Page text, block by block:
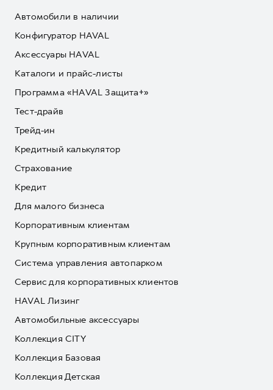
Автомобили в наличии
Конфигуратор HAVAL
Аксессуары HAVAL
Каталоги и прайс-листы
Программа «HAVAL Защита+»
Тест-драйв
Трейд-ин
Кредитный калькулятор
Страхование
Кредит
Для малого бизнеса
Корпоративным клиентам
Крупным корпоративным клиентам
Система управления автопарком
Сервис для корпоративных клиентов
HAVAL Лизинг
Автомобильные аксессуары
Коллекция CITY
Коллекция Базовая
Коллекция Детская